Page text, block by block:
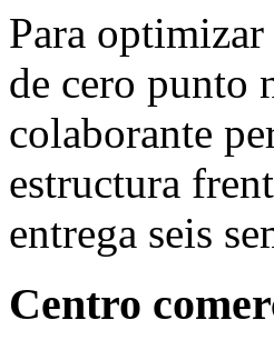
Para
de cero punto
colaborante
estructura
entrega seis
Centro